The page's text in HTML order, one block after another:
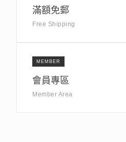
滿額免郵
Free Shipping
MEMBER
會員專區
Member Area